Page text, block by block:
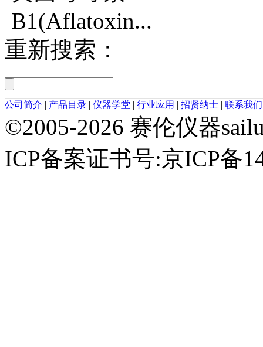
重新搜索：
公司简介 | 产品目录 | 仪器学堂 | 行业应用 | 招贤纳士 | 联系我们
©2005-2026 赛伦仪器
ICP备案证书号:京ICP备